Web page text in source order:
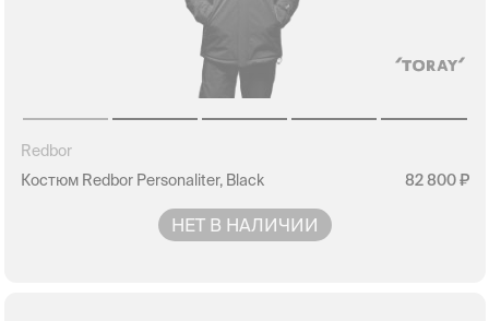
Redbor
Костюм Redbor Personaliter, Black
82 800
НЕТ В НАЛИЧИИ